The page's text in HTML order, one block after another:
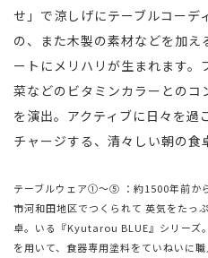
せ」で涼しげにテーブルコーデ
の、また木製の素材などを加え
ートにメリハリが生まれます
菜などのビタミンカラーとのコ
を演出。アクティブに日々を過
チャージする、清々しい朝の食
テーブルウェア①〜⑤ ：約1500年前か
市河和田地区でつくられて 英気をたっ
卓。いる『Kyutarou BLUE』シリーズ
を用いて、食器専用塗料をていねいに